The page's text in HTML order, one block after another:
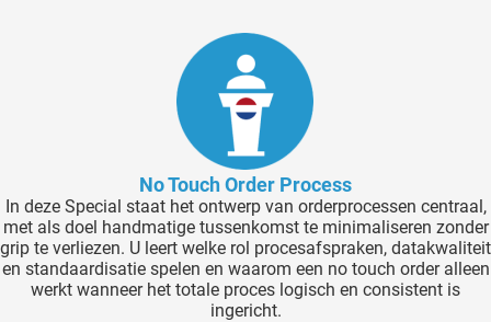
No Touch Order Process
In deze Special staat het ontwerp van orderprocessen centraal,
met als doel handmatige tussenkomst te minimaliseren zonder
grip te verliezen. U leert welke rol procesafspraken, datakwaliteit
en standaardisatie spelen en waarom een no touch order alleen
werkt wanneer het totale proces logisch en consistent is
ingericht.